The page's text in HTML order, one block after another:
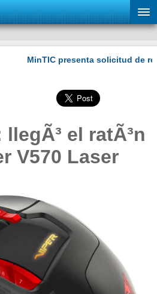
el ratÃ³n
V570 Laser